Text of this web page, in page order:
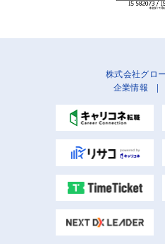
株式会社グロ
企業情報 |